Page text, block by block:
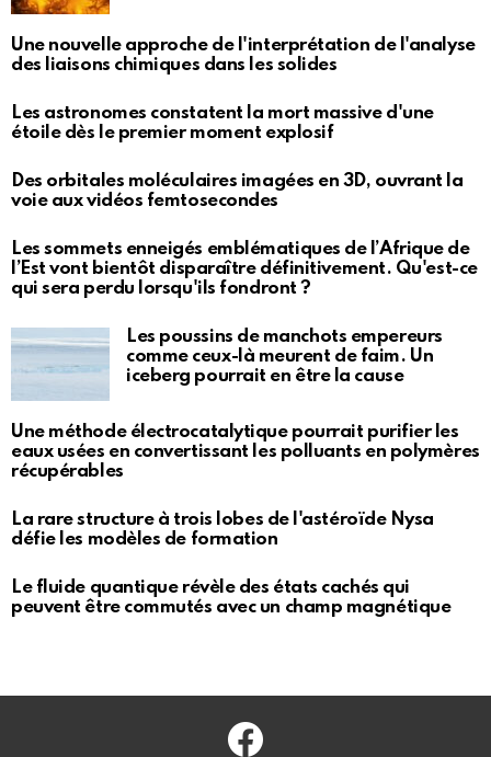
Une nouvelle approche de l'interprétation de l'analyse
des liaisons chimiques dans les solides
Les astronomes constatent la mort massive d'une
étoile dès le premier moment explosif
Des orbitales moléculaires imagées en 3D, ouvrant la
voie aux vidéos femtosecondes
Les sommets enneigés emblématiques de l’Afrique de
l’Est vont bientôt disparaître définitivement. Qu'est-ce
qui sera perdu lorsqu'ils fondront ?
Les poussins de manchots empereurs
comme ceux-là meurent de faim. Un
iceberg pourrait en être la cause
Une méthode électrocatalytique pourrait purifier les
eaux usées en convertissant les polluants en polymères
récupérables
La rare structure à trois lobes de l'astéroïde Nysa
défie les modèles de formation
Le fluide quantique révèle des états cachés qui
peuvent être commutés avec un champ magnétique
Facebook